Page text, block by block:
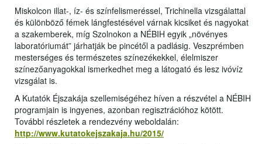
Miskolcon illat-, íz- és színfelismeréssel, Trichinella vizsgálattal
és különböző fémek lángfestésével várnak kicsiket és nagyokat
a szakemberek, míg Szolnokon a NÉBIH egyik „növényes
laboratóriumát” járhatják be pincétől a padlásig. Veszprémben
mesterséges és természetes színezékekkel, élelmiszer
színezőanyagokkal ismerkedhet meg a látogató és lesz ivóvíz
vizsgálat is.
A Kutatók Éjszakája szellemiségéhez híven a részvétel a NÉBIH
programjain is ingyenes, azonban regisztrációhoz kötött.
További részletek a rendezvény weboldalán:
http://www.kutatokejszakaja.hu/2015/